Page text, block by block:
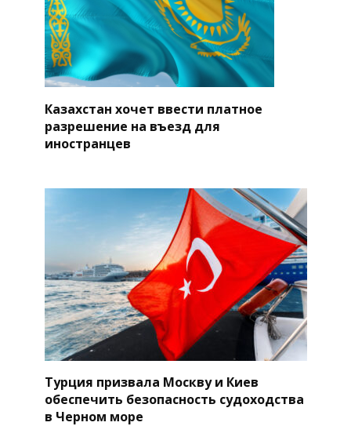
Казахстан хочет ввести платное
разрешение на въезд для
иностранцев
Турция призвала Москву и Киев
обеспечить безопасность судоходства
в Черном море